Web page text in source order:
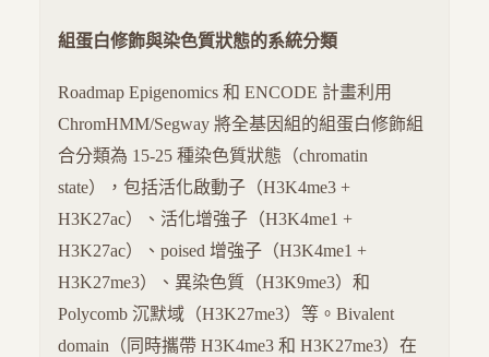
組蛋白修飾與染色質狀態的系統分類
Roadmap Epigenomics 和 ENCODE 計畫利用
ChromHMM/Segway 將全基因組的組蛋白修飾組
合分類為 15-25 種染色質狀態（chromatin
state），包括活化啟動子（H3K4me3 +
H3K27ac）、活化增強子（H3K4me1 +
H3K27ac）、poised 增強子（H3K4me1 +
H3K27me3）、異染色質（H3K9me3）和
Polycomb 沉默域（H3K27me3）等。Bivalent
domain（同時攜帶 H3K4me3 和 H3K27me3）在